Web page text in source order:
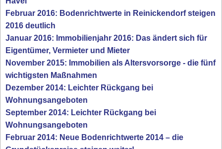
Februar 2016: Bodenrichtwerte in Reinickendorf steigen
2016 deutlich
Januar 2016: Immobilienjahr 2016: Das ändert sich für
Eigentümer, Vermieter und Mieter
November 2015: Immobilien als Altersvorsorge - die fünf
wichtigsten Maßnahmen
Dezember 2014: Leichter Rückgang bei
Wohnungsangeboten
September 2014: Leichter Rückgang bei
Wohnungsangeboten
Februar 2014: Neue Bodenrichtwerte 2014 – die